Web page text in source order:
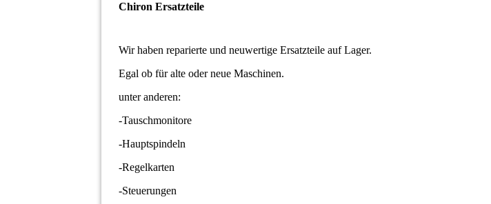
Chiron Ersatzteile
Wir haben reparierte und neuwertige Ersatzteile auf Lager.
Egal ob für alte oder neue Maschinen.
unter anderen:
-Tauschmonitore
-Hauptspindeln
-Regelkarten
-Steuerungen